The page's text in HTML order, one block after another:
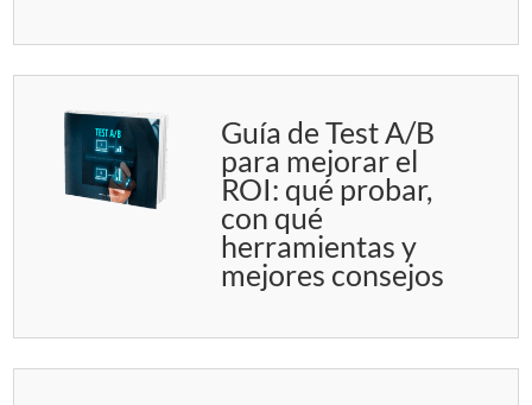
Guía de Test A/B
para mejorar el
ROI: qué probar,
con qué
herramientas y
mejores consejos